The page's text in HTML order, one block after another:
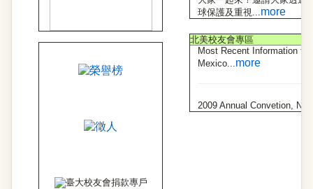
球保護及重視...more
北美校友會專區
Most Recent Information
Mexico...more
2009 Annual Convetion,